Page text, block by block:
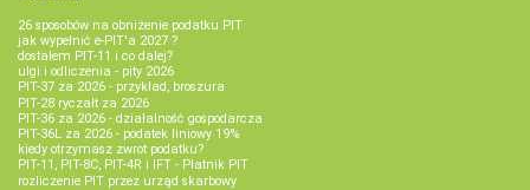
26 sposobów na obniżenie podatku PIT
jak wypełnić e-PIT'a 2027 ?
dostałem PIT-11 i co dalej?
ulgi i odliczenia - pity 2026
PIT-37 za 2026 - przykład, broszura
PIT-28 ryczałt za 2026
PIT-36 za 2026 - działalność gospodarcza
PIT-36L za 2026 - podatek liniowy 19%
kiedy otrzymasz zwrot podatku?
PIT-11, PIT-8C, PIT-4R i IFT - Płatnik PIT
rozliczenie PIT przez urząd skarbowy